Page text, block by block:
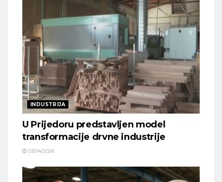
INDUSTRIJA
U Prijedoru predstavljen model
transformacije drvne industrije
03/04/2026